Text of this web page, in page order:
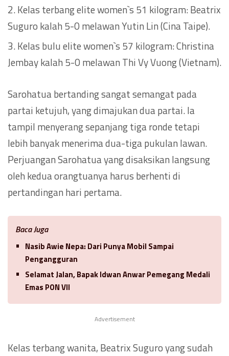
Kelas terbang elite women`s 51 kilogram: Beatrix
Suguro kalah 5-0 melawan Yutin Lin (Cina Taipe).
Kelas bulu elite women`s 57 kilogram: Christina
Jembay kalah 5-0 melawan Thi Vy Vuong (Vietnam).
Sarohatua bertanding sangat semangat pada
partai ketujuh, yang dimajukan dua partai. Ia
tampil menyerang sepanjang tiga ronde tetapi
lebih banyak menerima dua-tiga pukulan lawan.
Perjuangan Sarohatua yang disaksikan langsung
oleh kedua orangtuanya harus berhenti di
pertandingan hari pertama.
Baca Juga
Nasib Awie Nepa: Dari Punya Mobil Sampai
Pengangguran
Selamat Jalan, Bapak Idwan Anwar Pemegang Medali
Emas PON VII
Advertisement
Kelas terbang wanita, Beatrix Suguro yang sudah